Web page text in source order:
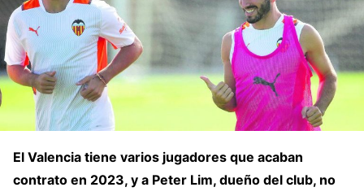
El Valencia tiene varios jugadores que acaban
contrato en 2023, y a Peter Lim, dueño del club, no